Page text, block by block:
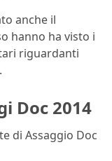
anche il
hanno ha visto i
riguardanti
Doc 2014
di Assaggio Doc